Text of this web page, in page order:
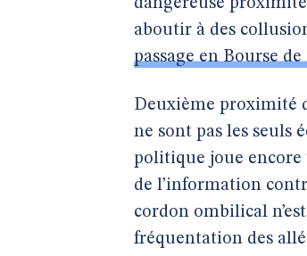
dangereuse
aboutir à des
passage en Bourse
Deuxième proximité
ne sont pas les seuls
politique joue
de l’information
cordon ombilical
fréquentation des